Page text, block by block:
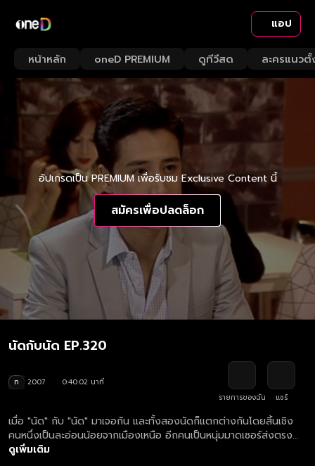
แอป
หน้าหลัก oneD PREMIUM ดูทีวีสด ละครแนวตั้
อัปเกรดเป็น PREMIUM เพื่อรับชม Exclusive Content นี้
สมัครเพื่อปลดล็อก
นัดกับนัด EP.320
ท 2007
0:40:02 นาที
รายการของฉัน
แชร์
เมื่อ "นัด" กับ "นัด" มาเจอกัน และทั้งสองนัดก็แตกต่างกันโดยสิ้นเชิง
คนหนึ่งเป็นละอ่อนน้อยจากเมืองเหนือ อีกคนเป็นหนุ่มมาดเซอร์ส่งตรง
จากแดนอีสาน จึงเกิดเป็นเรื่องป่วนผสานความฮาตามสไตล์หนุ่มต่าง
ดูเพิ่มเติม